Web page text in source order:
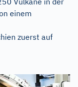
einem
zuerst auf